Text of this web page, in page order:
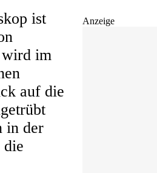
Anzeige
ist
wird im
auf die
in der
die